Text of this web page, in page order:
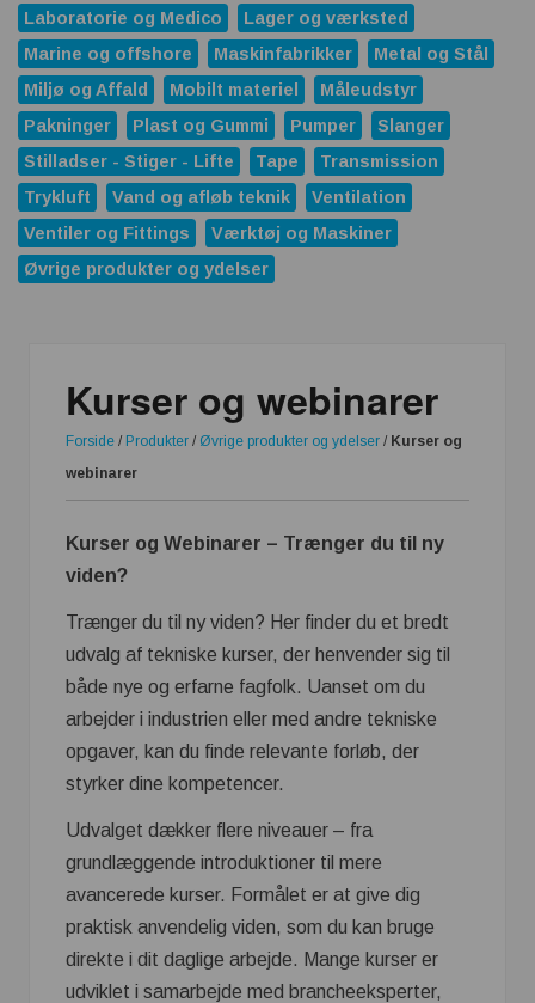
Laboratorie og Medico
Lager og værksted
Marine og offshore
Maskinfabrikker
Metal og Stål
Miljø og Affald
Mobilt materiel
Måleudstyr
Pakninger
Plast og Gummi Pumper
Slanger
Stilladser - Stiger - Lifte
Tape
Transmission
Trykluft
Vand og afløb teknik
Ventilation
Ventiler og Fittings
Værktøj og Maskiner
Øvrige produkter og ydelser
Kurser og webinarer
Forside / Produkter / Øvrige produkter og ydelser / Kurser og
webinarer
Kurser og Webinarer – Trænger du til ny
viden?
Trænger du til ny viden? Her finder du et bredt
udvalg af tekniske kurser, der henvender sig til
både nye og erfarne fagfolk. Uanset om du
arbejder i industrien eller med andre tekniske
opgaver, kan du finde relevante forløb, der
styrker dine kompetencer.
Udvalget dækker flere niveauer – fra
grundlæggende introduktioner til mere
avancerede kurser. Formålet er at give dig
praktisk anvendelig viden, som du kan bruge
direkte i dit daglige arbejde. Mange kurser er
udviklet i samarbejde med brancheeksperter,